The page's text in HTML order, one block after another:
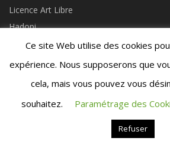
Licence Art Libre
Hadopi
© COPYRIGHT 2020 - LATELIERDESHEROS.FR- TOUS
POLITIQUE DE CONFIDENTIALITÉ
Ce site Web utilise des cookies
expérience. Nous supposerons que
cela, mais vous pouvez vous
souhaitez.
Paramétrage des
Refuser